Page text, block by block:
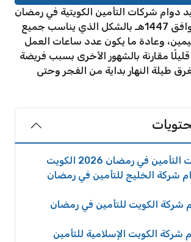
دوام شركات التأمين الكويتية في رمضان
لعام 2026م الموافق 1447هـ بالشكل الذي يناسب جميع
وعادة ما يكون عدد ساعات العمل
مقارنة بالشهور الأخرى بسبب فريضة
طيلة النهار بداية من الفجر وحتى
في رمضان 2026 الكويت
شركة الخليج للتأمين في رمضان
شركة الكويت للتأمين في رمضان
شركة الكويت الإسلامية للتأمين